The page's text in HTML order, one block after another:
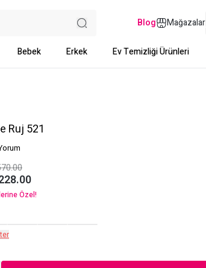
Blog Mağazalar
Bebek Erkek Ev Temizliği Ürünleri
Ruj 521
Özel!